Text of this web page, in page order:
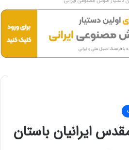
ایرانیان باستان